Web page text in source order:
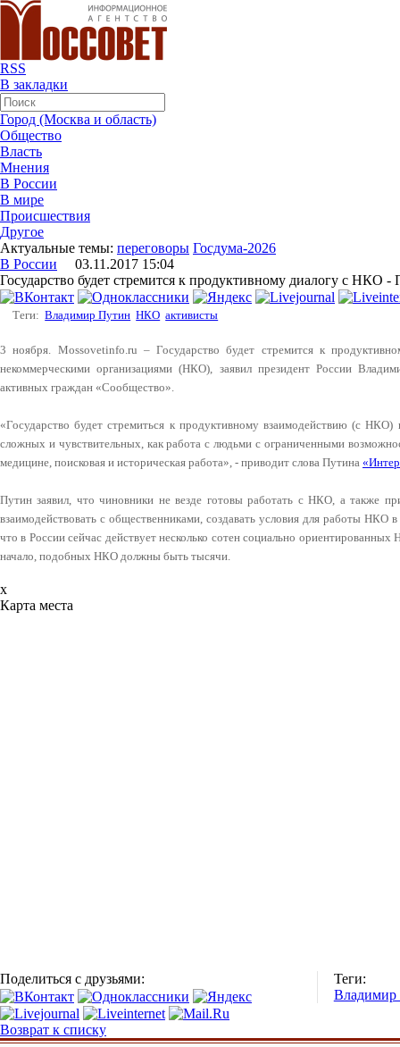
RSS
В закладки
Город (Москва и область)
Общество
Власть
Мнения
В России
В мире
Происшествия
Другое
Актуальные темы: переговоры Госдума-2026
В России 03.11.2017 15:04
Государство будет стремится к продуктивному диалогу с НКО -
Теги: Владимир Путин НКО активисты
3 ноября. Mossovetinfo.ru – Государство будет стремится к
некоммерческими организациями (НКО), заявил президент России
активных граждан «Сообщество».
«Государство будет стремиться к продуктивному взаимодействию (с
сложных и чувствительных, как работа с людьми с ограниченными
медицине, поисковая и историческая работа», - приводит слова Путина
Путин заявил, что чиновники не везде готовы работать с НКО, а также
взаимодействовать с общественниками, создавать условия для работы НКО
что в России сейчас действует несколько сотен социально
начало, подобных НКО должны быть тысячи.
x
Карта места
Поделиться с друзьями:
Теги:
Владимир
Возврат к списку